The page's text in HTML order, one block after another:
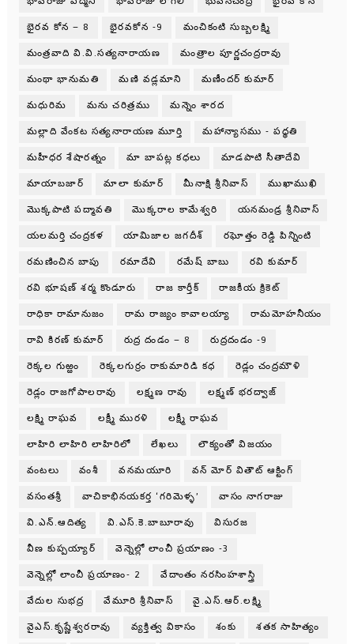
భైరవ కోన – 8 భైరవకోన -9 మంచికంటి సుబ్బలక్ష్మి
మంత్రవాది వి.వి.సత్యనారాయణ మంత్రాల పూర్ణచంద్రరావు
మంథా భానుమతి మణి వడ్లమాని మణీందర్ కుమార్
మధురిమ మను చరిత్రము మన్నెం శారద
మల్లాది వేంకట సత్యనారాయణ మూర్తి మహాన్యాసము - పధ్ధతి
మహీధర శేషారత్నం మా బాపట్ల కధలు మాడపాటి సీతాదేవి
మాయాబజార్ మాలా కుమార్ మీనాక్షి శ్రీనివాస్ ముఖాముఖి
మొక్కపాటి పద్మావతి మొక్కరాల కామేశ్వరి యనమండ్ర శ్రీనివాస్
యలమర్తి చంద్రకళ యామిజాల జగదీశ్ రఘోత్తం రెడ్డి పిన్నింటి
రమణించిన బాపు రమాదేవి రమేష్ బాబు రవి కుమార్
రవి భూషణ్ శర్మ కొండూరు రాజ కార్తీక్ రాజకీయ క్రికెట్
రాధికా రామానుజం రామ రాజ్యం కావాలయ్యా రామమోహనీయం
రావి కిరణ్ కుమార్ రుద్ర దండం – 8 రుద్రదండం -9
రెక్కల గుఱ్ఱం రెక్కలగుర్రం రాకుమారిడి కధ రెడ్లం చంద్రమౌళి
రెడ్లం రాజగోపాలరావు లక్ష్మణ రావు లక్ష్మణ్ భరద్వాజ్
లక్ష్మి రాఘవ లక్ష్మీ మురళి లక్ష్మీ రాఘవ
లాహిరి లాహిరి లాహిరిలో లేఖలు లౌక్యంతో విజయం
వంటలు వంశీ వనమయూరి వన్ మోర్ వితౌట్ ఆక్టింగ్
వసంతశ్రీ వాచికాభినయకర్త ‘గరిమెళ్ళ’ వాసం నాగరాజు
వి.ఎన్.ఆదిత్య వి.ఎస్.కె.బాబూరావు విసురజ
వీణ కుప్పయ్యార్ వెన్నెల్లో లాంచీ ప్రయాణం -3
వెన్నెల్లో లాంచీ ప్రయాణం- 2 వేదాంతం నరసింహశాస్త్రి
వేదుల సుభద్ర వేమూరి శ్రీనివాస్ వై.ఎస్.ఆర్.లక్ష్మి
వైఎస్.కృష్ణేశ్వరరావు వ్యక్తిత్వ వికాసం శంకు శతక సాహిత్యం